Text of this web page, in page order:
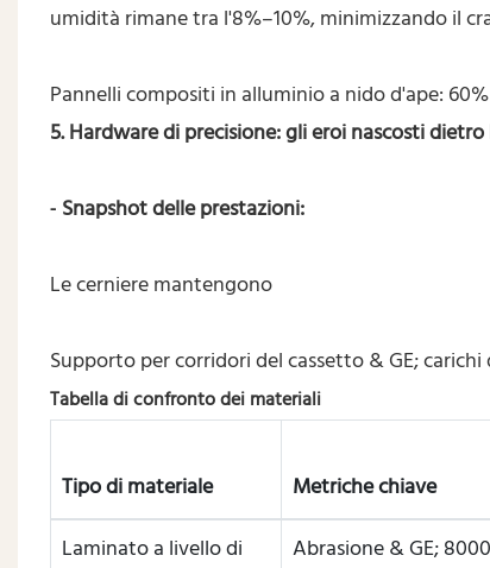
umidità rimane tra l'8%–10%, minimizzando il
Pannelli compositi in alluminio a nido d'ape:
5. Hardware di precisione: gli eroi nascosti
- Snapshot delle prestazioni:
Le cerniere mantengono
Supporto per corridori del cassetto & GE;
Tabella di confronto dei materiali
Tipo di materiale Metriche chiave
Laminato a livello di
Abrasione & GE;